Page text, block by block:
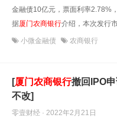
金融债10亿元，票面利率2.78%
据厦门农商银行介绍，本次发行
小微金融债 农商银行
[厦门农商银行撤回IPO
不改]
零壹财经 · 2022年2月21日